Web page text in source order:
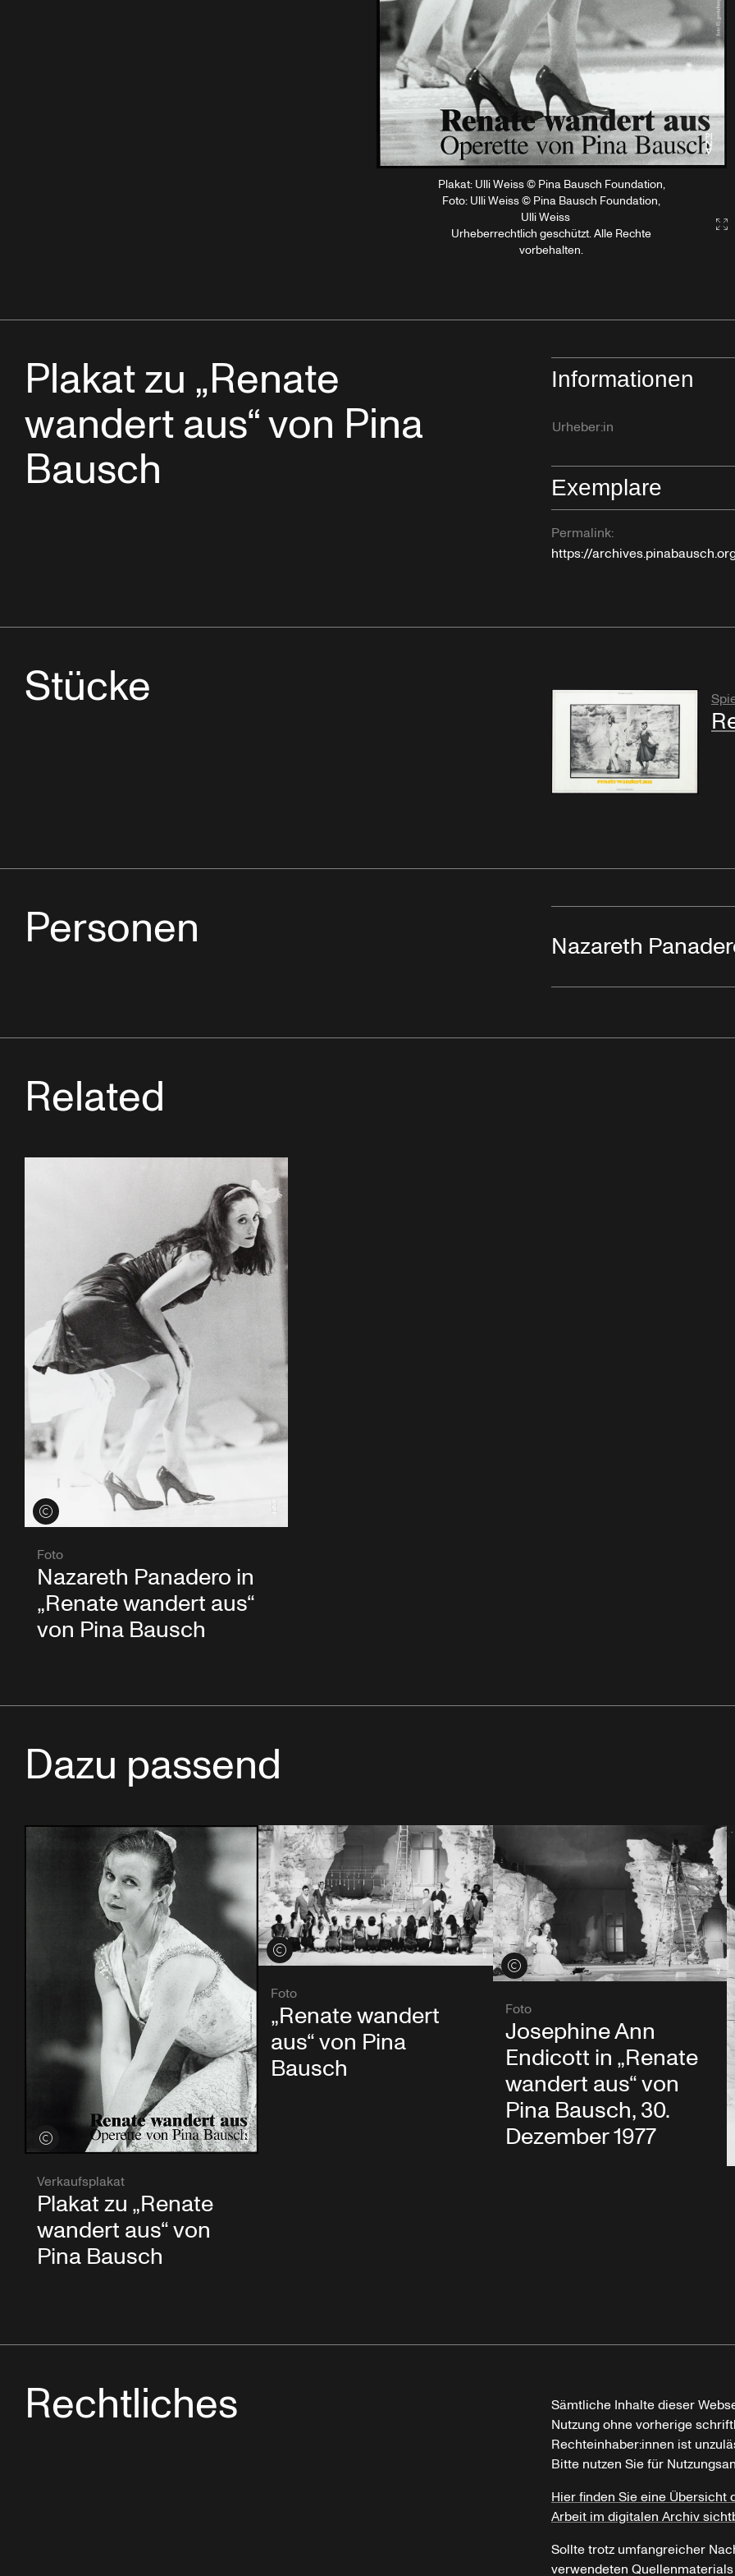
Plakat: Ulli Weiss © Pina Bausch Foundation,
Foto: Ulli Weiss © Pina Bausch Foundation,
Ulli Weiss
Urheberrechtlich geschützt. Alle Rechte
vorbehalten.
Plakat zu „Renate
wandert aus“ von Pina
Bausch
Informationen
Urheber:in
Exemplare
Permalink:
https://
Stücke
Personen Nazareth
Related
Credits öffnen
Foto
Nazareth Panadero in
„Renate wandert aus“
von Pina Bausch
Dazu passend
Credits öffnen
Verkaufsplakat
Plakat zu „Renate
wandert aus“ von
Pina Bausch
Credits öffnen
Foto
„Renate wandert
aus“ von Pina
Bausch
Credits öffnen
Foto
Josephine Ann
Endicott in „Renate
wandert aus“ von
Pina Bausch, 30.
Dezember 1977
Rechtliches
Sämtliche Inhalte dieser
Nutzung ohne vorherige
Rechteinhaber:innen ist
Bitte nutzen Sie für
Hier finden Sie eine Übersicht
Arbeit im digitalen Archiv
Sollte trotz umfangreicher
verwendeten